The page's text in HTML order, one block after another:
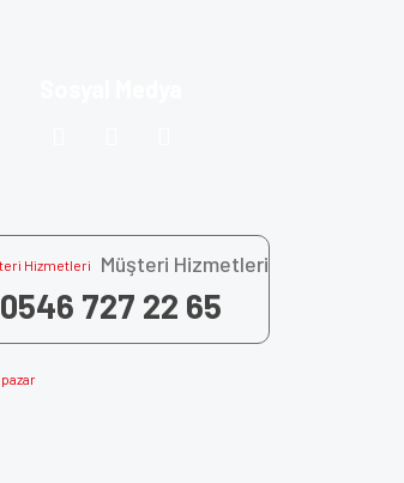
Müşteri Hizmetleri
0546 727 22 65